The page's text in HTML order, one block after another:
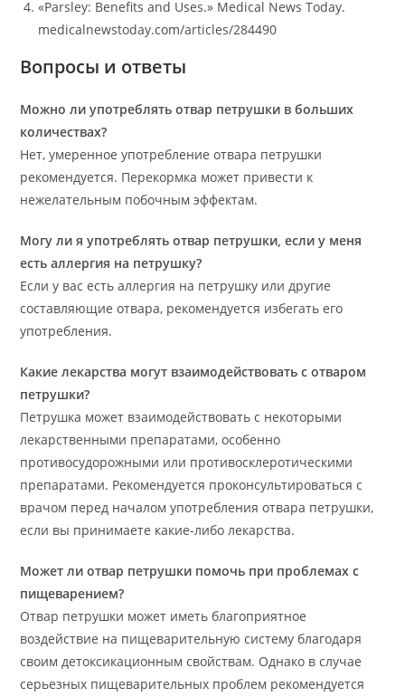
«Parsley: Benefits and Uses.» Medical News Today.
medicalnewstoday.com/articles/284490
Вопросы и ответы
Можно ли употреблять отвар петрушки в больших
количествах?
Нет, умеренное употребление отвара петрушки
рекомендуется. Перекормка может привести к
нежелательным побочным эффектам.
Могу ли я употреблять отвар петрушки, если у меня
есть аллергия на петрушку?
Если у вас есть аллергия на петрушку или другие
составляющие отвара, рекомендуется избегать его
употребления.
Какие лекарства могут взаимодействовать с отваром
петрушки?
Петрушка может взаимодействовать с некоторыми
лекарственными препаратами, особенно
противосудорожными или противосклеротическими
препаратами. Рекомендуется проконсультироваться с
врачом перед началом употребления отвара петрушки,
если вы принимаете какие-либо лекарства.
Может ли отвар петрушки помочь при проблемах с
пищеварением?
Отвар петрушки может иметь благоприятное
воздействие на пищеварительную систему благодаря
своим детоксикационным свойствам. Однако в случае
серьезных пищеварительных проблем рекомендуется